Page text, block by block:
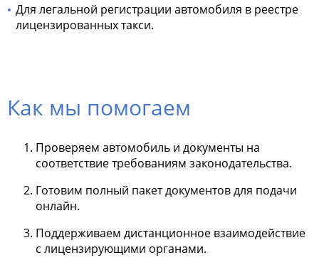
Для легальной регистрации автомобиля в реестре
лицензированных такси.
Как мы помогаем
Проверяем автомобиль и документы на
соответствие требованиям законодательства.
Готовим полный пакет документов для подачи
онлайн.
Поддерживаем дистанционное взаимодействие
с лицензирующими органами.